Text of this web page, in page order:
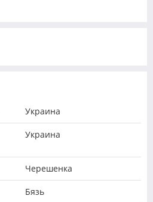
Украина
Украина
Черешенка
Бязь